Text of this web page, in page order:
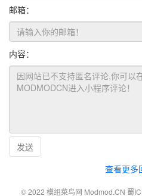
邮箱：
内容：
发送
查看更多
© 2022 模组菜鸟网 Modmod.CN 蜀